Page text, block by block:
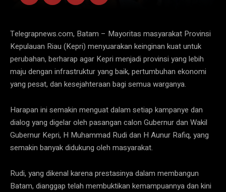
Telegrapnews.com, Batam – Mayoritas masyarakat Provinsi
Kepulauan Riau (Kepri) menyuarakan keinginan kuat untuk
perubahan, berharap agar Kepri menjadi provinsi yang lebih
maju dengan infrastruktur yang baik, pertumbuhan ekonomi
yang pesat, dan kesejahteraan bagi semua warganya.
Harapan ini semakin menguat dalam setiap kampanye dan
dialog yang digelar oleh pasangan calon Gubernur dan Wakil
Gubernur Kepri, H Muhammad Rudi dan H Aunur Rafiq, yang
semakin banyak didukung oleh masyarakat.
Rudi, yang dikenal karena prestasinya dalam membangun
Batam, dianggap telah membuktikan kemampuannya dan kini